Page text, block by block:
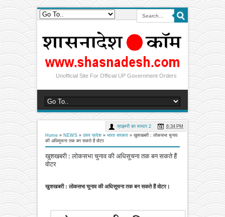
Unofficial Site For Official UP Government Orders
Home » NEWS » उत्तर प्रदेश » भारत सरकार » खुशखबरी : लोकसभा चुनाव
की अधिसूचना तक बन सकते हैं वोटर
खुशखबरी : लोकसभा चुनाव की अधिसूचना तक बन सकते हैं
वोटर
प्राइमरी का मास्टर 2 6:34 PM
खुशखबरी : लोकसभा चुनाव की अधिसूचना तक बन सकते हैं वोटर।